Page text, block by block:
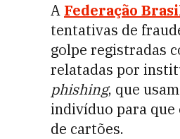
A Federação
tentativas de
golpe registradas
relatadas por
phishing, que
indivíduo para que
de cartões.